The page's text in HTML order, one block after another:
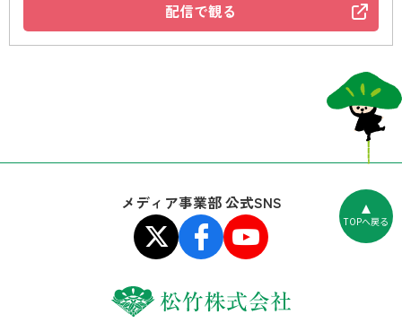
配信で観る
TOPへ戻る
メディア事業部 公式SNS